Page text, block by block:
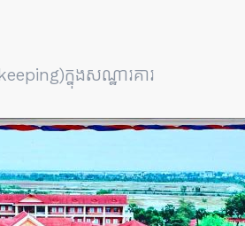
ក្នុងសណ្ឋារគារ